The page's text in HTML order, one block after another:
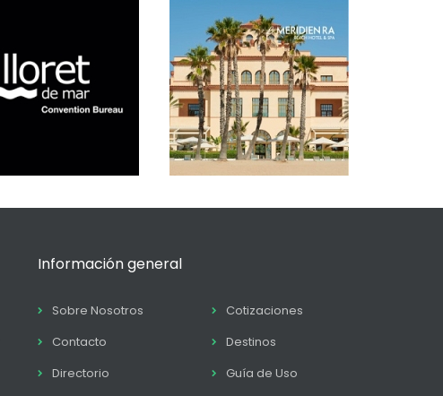
Información general
Sobre Nosotros
Cotizaciones
Contacto
Destinos
Directorio
Guía de Uso